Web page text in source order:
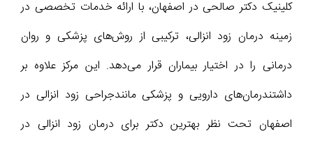
کلینیک دکتر صالحی در اصفهان، با ارائه خدمات تخصصی در
زمینه درمان زود انزالی، ترکیبی از روش‌های پزشکی و روان
درمانی را در اختیار بیماران قرار می‌دهد. این مرکز علاوه بر
داشتندرمان‌های دارویی و پزشکی مانندجراحی زود انزالی در
اصفهان تحت نظر بهترین دکتر برای درمان زود انزالی در